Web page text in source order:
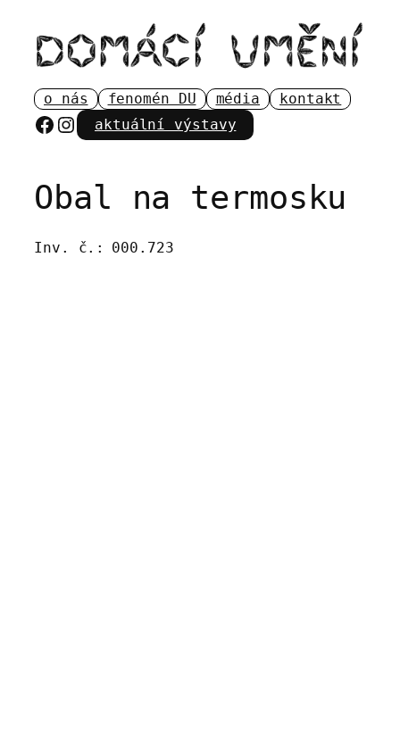
obsah
o nás fenomén DU média kontakt
Facebook
Instagram
aktuální výstavy
Obal na termosku
Inv. č.: 000.723